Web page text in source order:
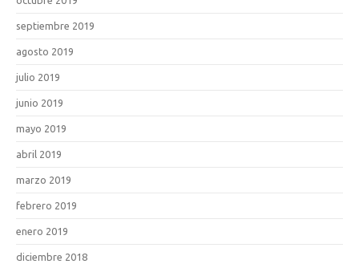
septiembre 2019
agosto 2019
julio 2019
junio 2019
mayo 2019
abril 2019
marzo 2019
febrero 2019
enero 2019
diciembre 2018